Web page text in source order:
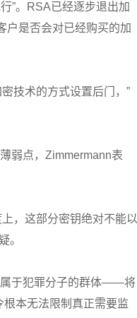
”。RSA已经逐步退出加
户是否会对已经购买的加
技术的方式设置后门，”
弱点，Zimmermann表
，这部分密钥绝对不能以
。
于犯罪分子的群体——将
本无法限制真正需要监